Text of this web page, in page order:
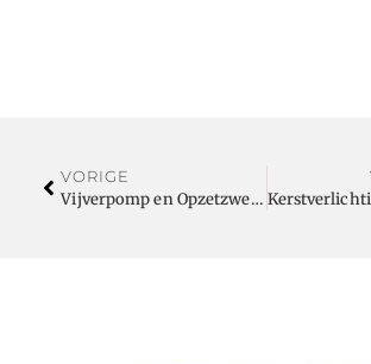
VORIGE
Vijverpomp en Opzetzwembad: Essentiële Producten voor een Perfecte Tuinervaring